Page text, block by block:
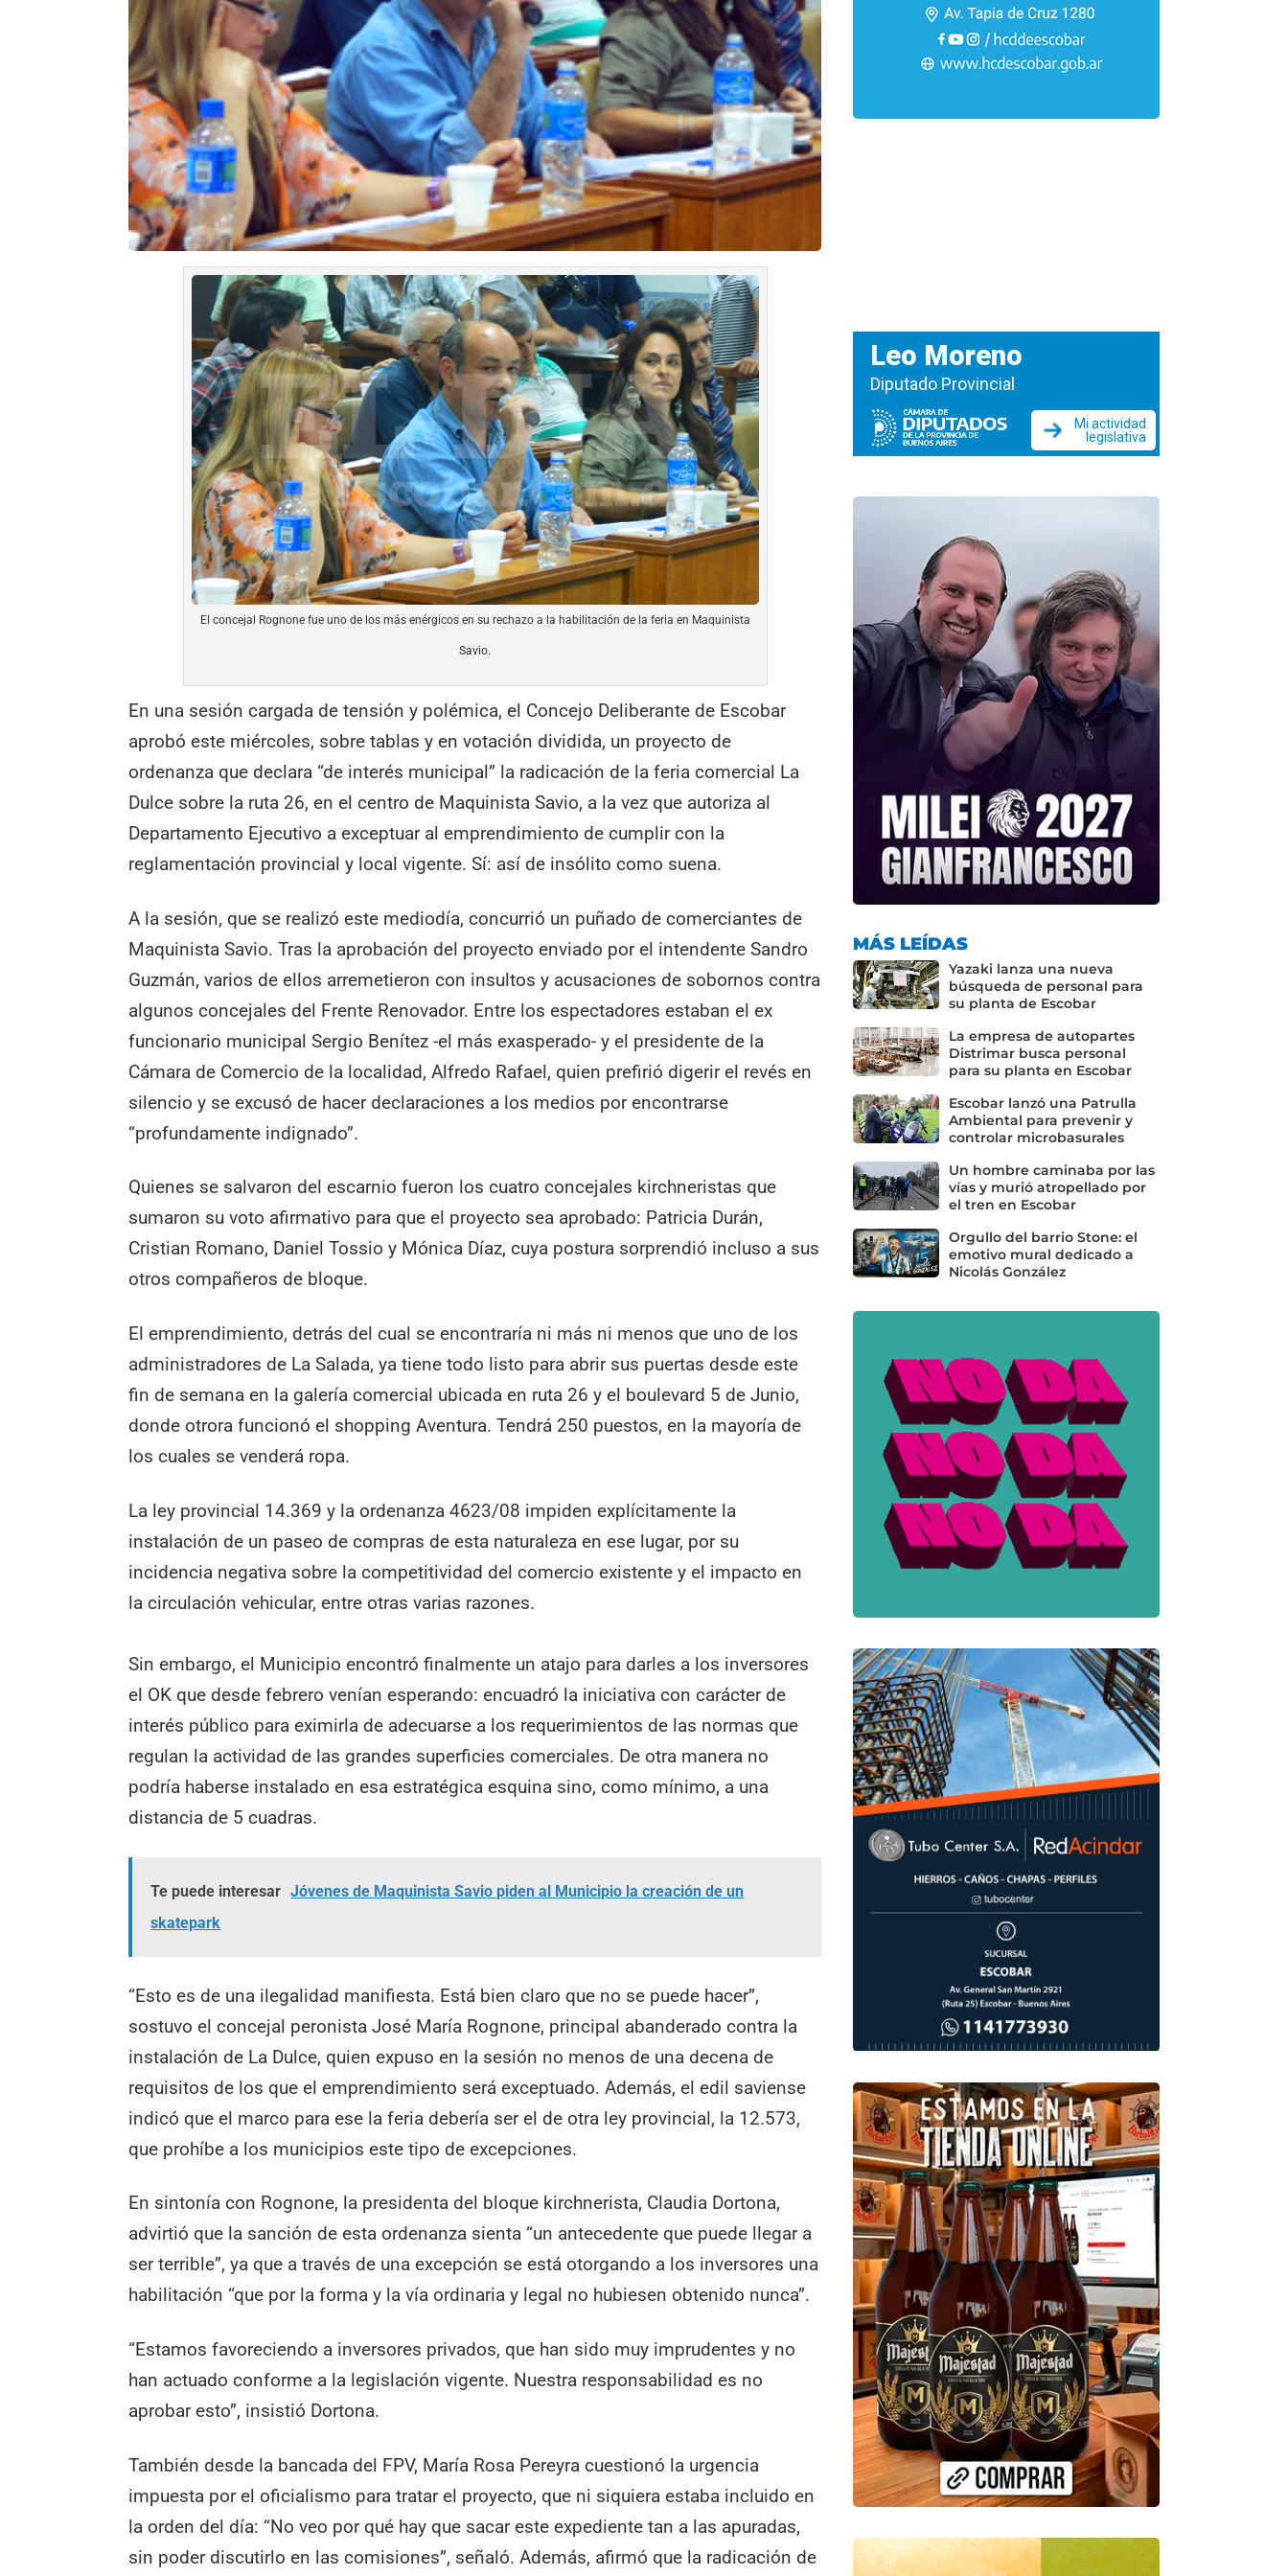
El concejal Rognone fue uno de los más enérgicos en su rechazo a la habilitación de la feria en Maquinista
Savio.
En una sesión cargada de tensión y polémica, el Concejo Deliberante de Escobar
aprobó este miércoles, sobre tablas y en votación dividida, un proyecto de
ordenanza que declara “de interés municipal” la radicación de la feria comercial La
Dulce sobre la ruta 26, en el centro de Maquinista Savio, a la vez que autoriza al
Departamento Ejecutivo a exceptuar al emprendimiento de cumplir con la
reglamentación provincial y local vigente. Sí: así de insólito como suena.
A la sesión, que se realizó este mediodía, concurrió un puñado de comerciantes de
Maquinista Savio. Tras la aprobación del proyecto enviado por el intendente Sandro
Guzmán, varios de ellos arremetieron con insultos y acusaciones de sobornos contra
algunos concejales del Frente Renovador. Entre los espectadores estaban el ex
funcionario municipal Sergio Benítez -el más exasperado- y el presidente de la
Cámara de Comercio de la localidad, Alfredo Rafael, quien prefirió digerir el revés en
silencio y se excusó de hacer declaraciones a los medios por encontrarse
“profundamente indignado”.
Quienes se salvaron del escarnio fueron los cuatro concejales kirchneristas que
sumaron su voto afirmativo para que el proyecto sea aprobado: Patricia Durán,
Cristian Romano, Daniel Tossio y Mónica Díaz, cuya postura sorprendió incluso a sus
otros compañeros de bloque.
El emprendimiento, detrás del cual se encontraría ni más ni menos que uno de los
administradores de La Salada, ya tiene todo listo para abrir sus puertas desde este
fin de semana en la galería comercial ubicada en ruta 26 y el boulevard 5 de Junio,
donde otrora funcionó el shopping Aventura. Tendrá 250 puestos, en la mayoría de
los cuales se venderá ropa.
La ley provincial 14.369 y la ordenanza 4623/08 impiden explícitamente la
instalación de un paseo de compras de esta naturaleza en ese lugar, por su
incidencia negativa sobre la competitividad del comercio existente y el impacto en
la circulación vehicular, entre otras varias razones.
Sin embargo, el Municipio encontró finalmente un atajo para darles a los inversores
el OK que desde febrero venían esperando: encuadró la iniciativa con carácter de
interés público para eximirla de adecuarse a los requerimientos de las normas que
regulan la actividad de las grandes superficies comerciales. De otra manera no
podría haberse instalado en esa estratégica esquina sino, como mínimo, a una
distancia de 5 cuadras.
Te puede interesar Jóvenes de Maquinista Savio piden al Municipio la creación de un
skatepark
“Esto es de una ilegalidad manifiesta. Está bien claro que no se puede hacer”,
sostuvo el concejal peronista José María Rognone, principal abanderado contra la
instalación de La Dulce, quien expuso en la sesión no menos de una decena de
requisitos de los que el emprendimiento será exceptuado. Además, el edil saviense
indicó que el marco para ese la feria debería ser el de otra ley provincial, la 12.573,
que prohíbe a los municipios este tipo de excepciones.
En sintonía con Rognone, la presidenta del bloque kirchnerista, Claudia Dortona,
advirtió que la sanción de esta ordenanza sienta “un antecedente que puede llegar a
ser terrible”, ya que a través de una excepción se está otorgando a los inversores una
habilitación “que por la forma y la vía ordinaria y legal no hubiesen obtenido nunca”.
“Estamos favoreciendo a inversores privados, que han sido muy imprudentes y no
han actuado conforme a la legislación vigente. Nuestra responsabilidad es no
aprobar esto”, insistió Dortona.
También desde la bancada del FPV, María Rosa Pereyra cuestionó la urgencia
impuesta por el oficialismo para tratar el proyecto, que ni siquiera estaba incluido en
la orden del día: “No veo por qué hay que sacar este expediente tan a las apuradas,
sin poder discutirlo en las comisiones”, señaló. Además, afirmó que la radicación de
MÁS LEÍDAS
Yazaki lanza una nueva
búsqueda de personal para
su planta de Escobar
La empresa de autopartes
Distrimar busca personal
para su planta en Escobar
Escobar lanzó una Patrulla
Ambiental para prevenir y
controlar microbasurales
Un hombre caminaba por las
vías y murió atropellado por
el tren en Escobar
Orgullo del barrio Stone: el
emotivo mural dedicado a
Nicolás González